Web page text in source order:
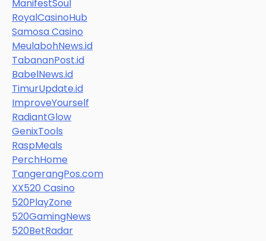
ManifestSoul
RoyalCasinoHub
Samosa Casino
MeulabohNews.id
TabananPost.id
BabelNews.id
TimurUpdate.id
ImproveYourself
RadiantGlow
GenixTools
RaspMeals
PerchHome
TangerangPos.com
XX520 Casino
520PlayZone
520GamingNews
520BetRadar